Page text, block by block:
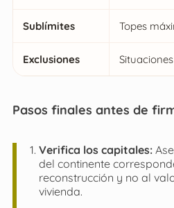
Sublímites Topes
Exclusiones
Pasos finales antes de
Verifica los capitales:
del continente
reconstrucción y no al
vivienda.